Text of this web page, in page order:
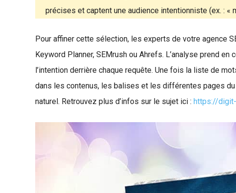
précises et captent une audience intentionniste (ex. : «
Pour affiner cette sélection, les experts de votre agence
Keyword Planner, SEMrush ou Ahrefs. L’analyse prend
l’intention derrière chaque requête. Une fois la liste de
dans les contenus, les balises et les différentes pages
naturel. Retrouvez plus d’infos sur le sujet ici : https://